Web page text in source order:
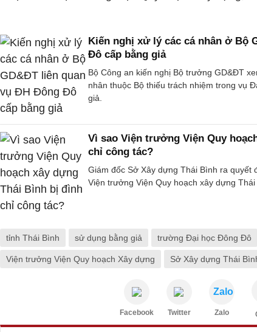
Kiến nghị xử lý các cá nhân ở Bộ
Đô cấp bằng giả
Bộ Công an kiến nghị Bộ trưởng GD&ĐT
nhân thuộc Bộ thiếu trách nhiệm trong vụ
giả.
Vì sao Viện trưởng Viện Quy
chỉ công tác?
Giám đốc Sở Xây dựng Thái Bình ra quyết
Viện trưởng Viện Quy hoạch xây dựng
tỉnh Thái Bình sử dụng bằng giả trường Đại học Đông Đô
Viện trưởng Viện Quy hoạch Xây dựng Sở Xây dựng Thái
Facebook Twitter
Zalo
Zalo